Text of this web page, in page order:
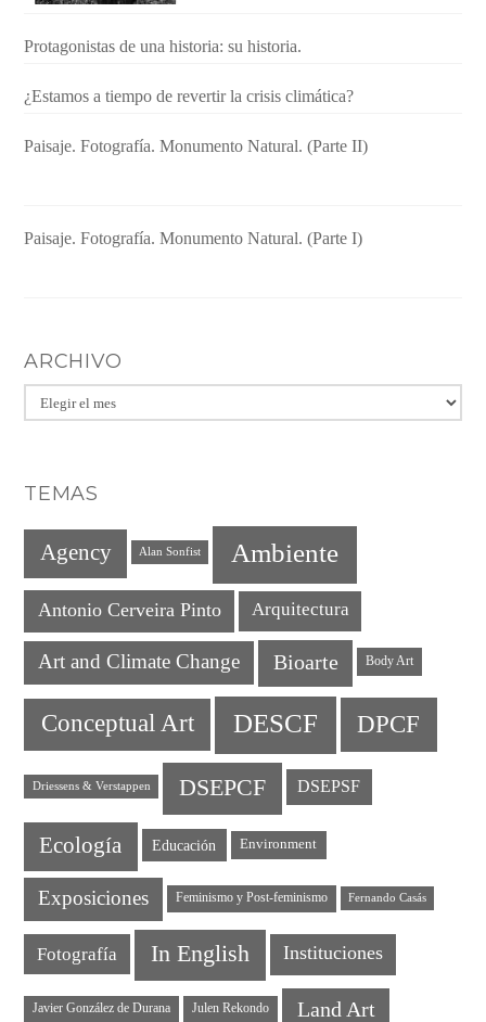
Protagonistas de una historia: su historia.
¿Estamos a tiempo de revertir la crisis climática?
Paisaje. Fotografía. Monumento Natural. (Parte II)
Paisaje. Fotografía. Monumento Natural. (Parte I)
ARCHIVO
Archivo
TEMAS
Agency Alan Sonfist Ambiente
Antonio Cerveira Pinto Arquitectura
Art and Climate Change Bioarte Body Art
Conceptual Art DESCF DPCF
Driessens & Verstappen DSEPCF DSEPSF
Ecología Educación Environment
Exposiciones Feminismo y Post-feminismo Fernando Casás
Fotografía In English Instituciones
Javier González de Durana Julen Rekondo Land Art